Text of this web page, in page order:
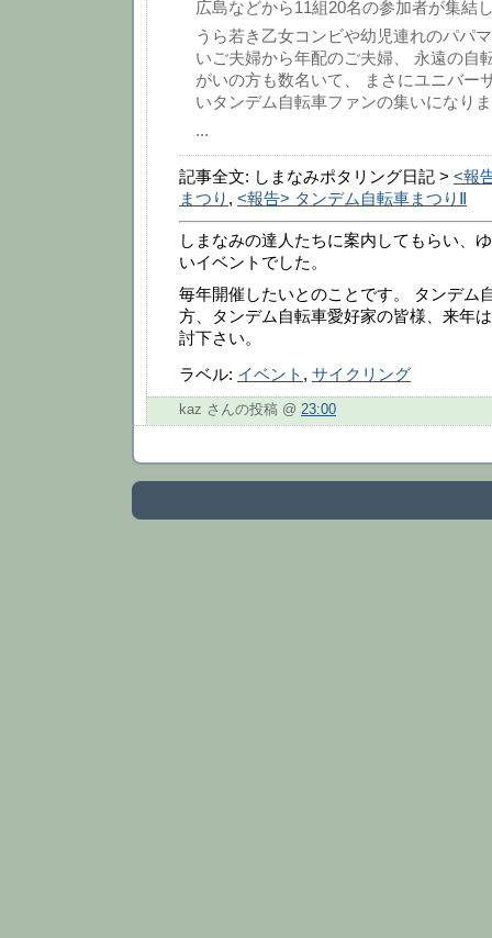
広島などから11組20名の参加者が集結
うら若き乙女コンビや幼児連れのパパ
いご夫婦から年配のご夫婦、 永遠の自
がいの方も数名いて、 まさにユニバー
いタンデム自転車ファンの集いになり
...
記事全文: しまなみポタリング日記 > <報
まつり , <報告> タンデム自転車まつりⅡ
しまなみの達人たちに案内してもらい、
いイベントでした。
毎年開催したいとのことです。 タンデム
方、タンデム自転車愛好家の皆様、来年
討下さい。
ラベル: イベント , サイクリング
kaz さんの投稿 @ 23:00